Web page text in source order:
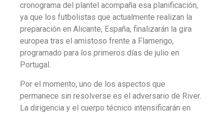
cronograma del plantel acompaña esa planificación,
ya que los futbolistas que actualmente realizan la
preparación en Alicante, España, finalizarán la gira
europea tras el amistoso frente a Flamengo,
programado para los primeros días de julio en
Portugal.
Por el momento, uno de los aspectos que
permanece sin resolverse es el adversario de River.
La dirigencia y el cuerpo técnico intensificarán en